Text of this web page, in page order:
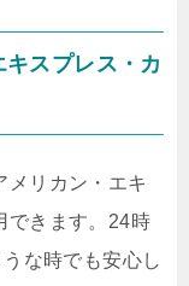
スプレス・カ
メリカン・エキ
できます。24時
な時でも安心し